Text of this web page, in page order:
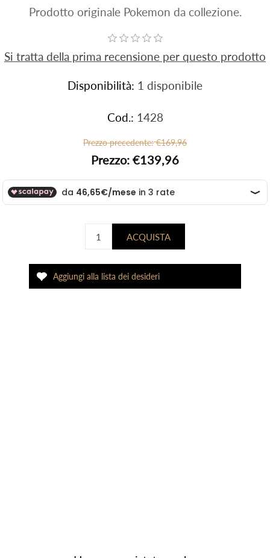
Prodotto originale Pokemon da collezione.
Si tratta della prima recensione per questo prodotto
Disponibilità: 1 disponibile
Cod.: 1428
Prezzo precedente: €169,96
Prezzo: €139,96